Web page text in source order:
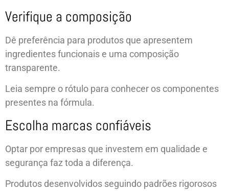
Verifique a composição
Dê preferência para produtos que apresentem
ingredientes funcionais e uma composição
transparente.
Leia sempre o rótulo para conhecer os componentes
presentes na fórmula.
Escolha marcas confiáveis
Optar por empresas que investem em qualidade e
segurança faz toda a diferença.
Produtos desenvolvidos seguindo padrões rigorosos